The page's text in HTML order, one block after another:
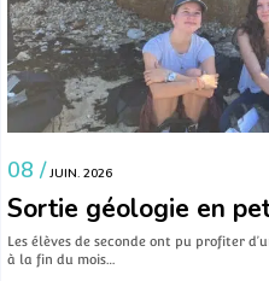
08 / JUIN. 2026
Sortie géologie en
Les élèves de seconde ont pu profiter
à la fin du mois…